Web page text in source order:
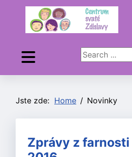
Search ...
Jste zde: Home Novinky
Zprávy z